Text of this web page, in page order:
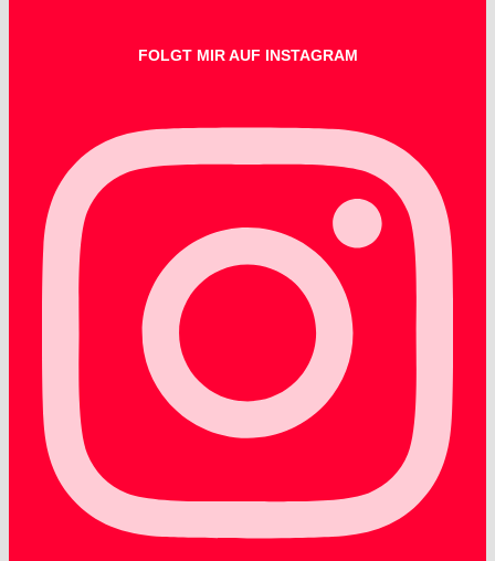
FOLGT MIR AUF INSTAGRAM